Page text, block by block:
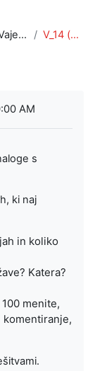
Vaje 2021/22 V_14 (ponavljanje)
AM
s
ki naj
in koliko
Katera?
menite,